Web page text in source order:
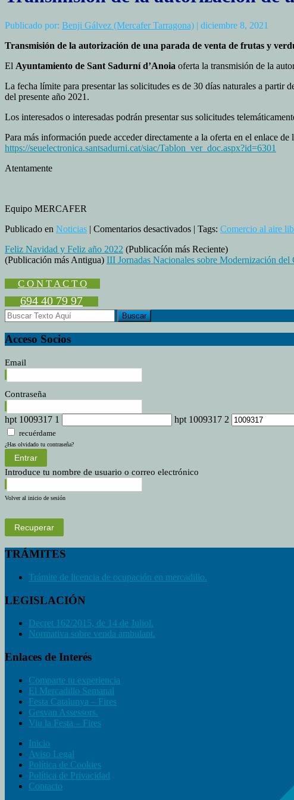
Publicado por: Benji Gálvez (Mercafer Tarragona) | diciembre 8, 2021
Transmisión de la autorización de una parada de venta de frutas y
El Ayuntamiento de Sant Sadurní d’Anoia oferta la transmisión de la
La fecha límite para presentar las solicitudes es de 30 días naturales a
del presente año 2021.
Los interesados o interesadas podrán presentar sus solicitudes
Para más información puede acceder directamente a la oferta en el enlace de
https://seuelectronica.santsadurni.cat/siac/Tablon_ver_doc.aspx?id=6301
Atentamente
Equipo MERCAFER
Publicado en Noticias | Comentarios desactivadosen
de
la
venta
de
frutas
| Tags: Comercio al aire
Feliz Navidad y Feliz año 2022 (Publicacíón más Reciente)
(Publicación más Antigua) III Jornadas Nacionales sobre Modernización
C O N T A C T O
694 40 79 97
Acceso Socios
Email
Contraseña
hpt 1009317 1 hpt 1009317 2
recuérdame
¿Has olvidado tu contraseña?
Entrar
Introduce tu nombre de usuario o correo electrónico
Volver al inicio de sesión
Recuperar
TRÁMITES
Trámite de licencia de ocupación en mercadillo.
LEGISLACIÓN
Decret 162/2015, de 14 de Juliol.
Normativa sobre venda ambulant.
Enlaces de Interés
Comparte tu experiencia
El Mercadillo Semanal
Festa Catalunya – Fires
Gesvan Assessors.
Viu la Festa – Fires
Inicio
Aviso Legal
Política de Cookies
Política de Privacidad
Contacto